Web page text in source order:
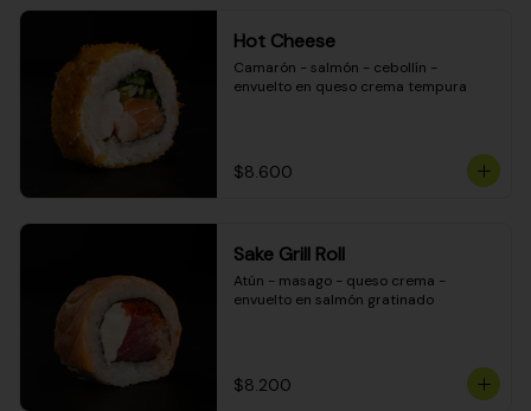
Hot Cheese
Camarón - salmón - cebollín -
envuelto en queso crema tempura
$8.600
Sake Grill Roll
Atún - masago - queso crema -
envuelto en salmón gratinado
$8.200